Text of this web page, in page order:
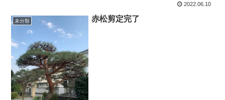
2022.06.10
未分類 赤松剪定完了